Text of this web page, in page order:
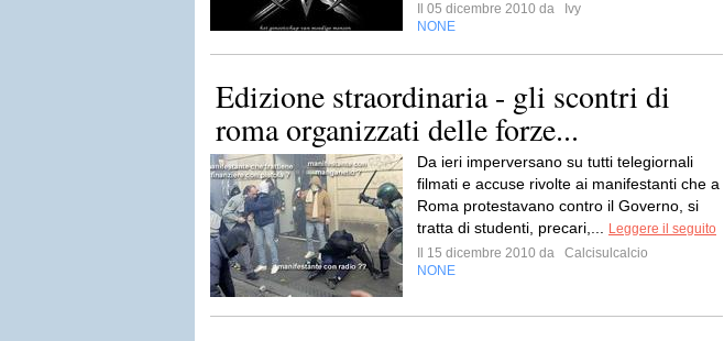
Il 05 dicembre 2010 da
Ivy
NONE
Edizione straordinaria - gli scontri di
roma organizzati delle forze...
Da ieri imperversano su tutti telegiornali
filmati e accuse rivolte ai manifestanti che a
Roma protestavano contro il Governo, si
tratta di studenti, precari,...
Leggere il seguito
Il 15 dicembre 2010 da
Calcisulcalcio
NONE